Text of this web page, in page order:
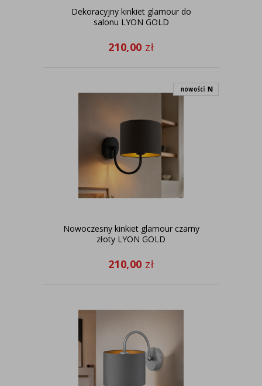
Dekoracyjny kinkiet glamour do
salonu LYON GOLD
210,00 zł
Nowoczesny kinkiet glamour czarny
złoty LYON GOLD
210,00 zł